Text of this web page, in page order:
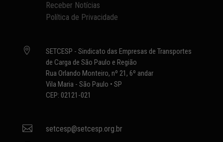
Receber Notícias
Política de Privacidade

SETCESP - Sindicato das Empresas de Transportes
de Carga de São Paulo e Região
Rua Orlando Monteiro, nº 21, 6º andar
Vila Maria - São Paulo • SP
CEP: 02121-021
 setcesp@setcesp.org.br